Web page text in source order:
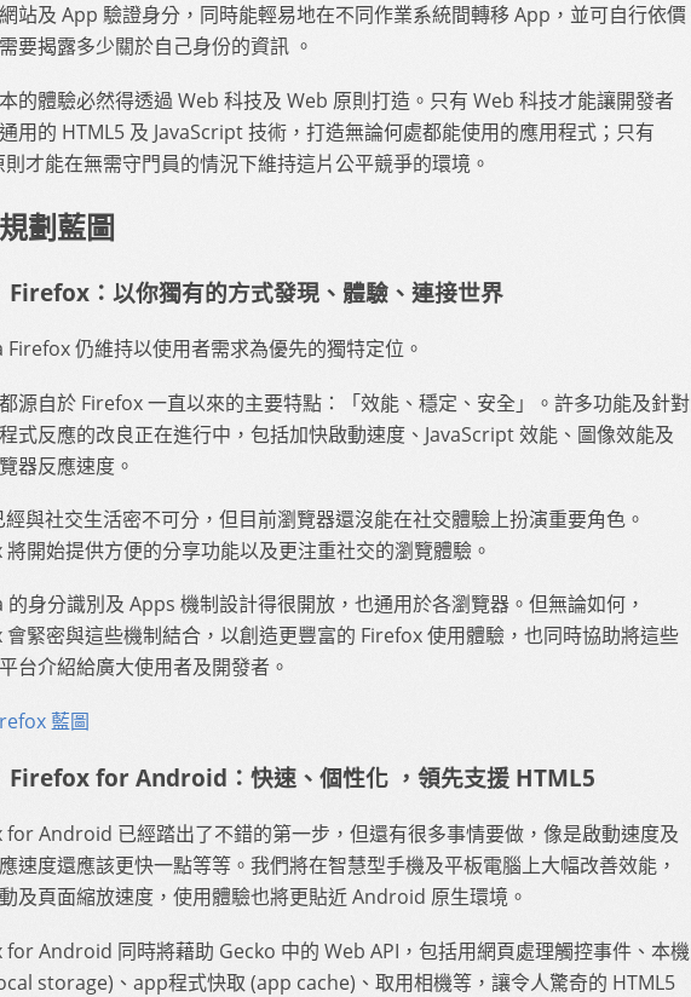
站及 App 驗證身分，同時能輕易地在不同作業系統間轉移 App，並可自行依價
要揭露多少關於自己身份的資訊 。
的體驗必然得透過 Web 科技及 Web 原則打造。只有 Web 科技才能讓開發者
用的 HTML5 及 JavaScript 技術，打造無論何處都能使用的應用程式；只有
才能在無需守門員的情況下維持這片公平競爭的環境。
劃藍圖
Firefox：以你獨有的方式發現、體驗、連接世界
Firefox 仍維持以使用者需求為優先的獨特定位。
源自於 Firefox 一直以來的主要特點：「效能、穩定、安全」。許多功能及針對
式反應的改良正在進行中，包括加快啟動速度、JavaScript 效能、圖像效能及
器反應速度。
與社交生活密不可分，但目前瀏覽器還沒能在社交體驗上扮演重要角色。
將開始提供方便的分享功能以及更注重社交的瀏覽體驗。
的身分識別及 Apps 機制設計得很開放，也通用於各瀏覽器。但無論如何，
會緊密與這些機制結合，以創造更豐富的 Firefox 使用體驗，也同時協助將這些
台介紹給廣大使用者及開發者。
藍圖
Firefox for Android：快速、個性化 ，領先支援 HTML5
for Android 已經踏出了不錯的第一步，但還有很多事情要做，像是啟動速度及
速度還應該更快一點等等。我們將在智慧型手機及平板電腦上大幅改善效能，
及頁面縮放速度，使用體驗也將更貼近 Android 原生環境。
for Android 同時將藉助 Gecko 中的 Web API，包括用網頁處理觸控事件、本機
storage)、app程式快取 (app cache)、取用相機等，讓令人驚奇的 HTML5